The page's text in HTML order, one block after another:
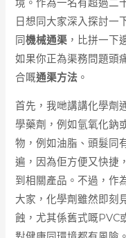
境。作為一名有超過二
日想同大家深入探討一
同機械通渠 ，比拼一下
如果你正為渠務問題頭
合嘅通渠方法 。
首先，我哋講講化學劑
學藥劑，例如氫氧化鈉
物，例如油脂、頭髮同
遍，因為佢方便又快捷
到相關產品。不過，作
大家，化學劑雖然即刻
蝕，尤其係舊式嘅PVC